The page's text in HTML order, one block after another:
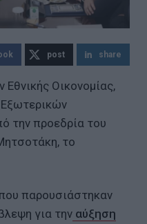
post share
Οικονομίας,
την προεδρία του
το
παρουσιάστηκαν
για την αύξηση